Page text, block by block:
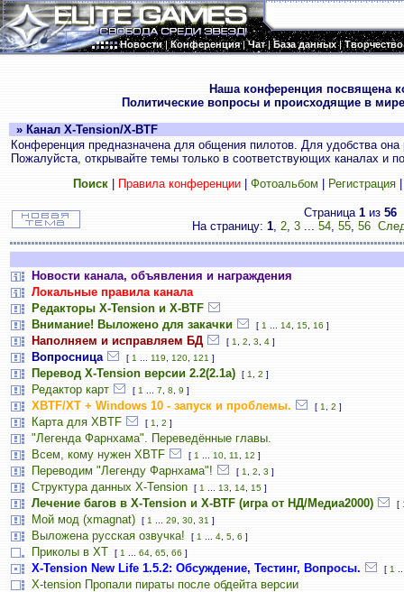
Новости|Конференция|Чат|База данных|Творчество
Наша конференция посвящена
Политические вопросы и происходящие в
» Канал X-Tension/X-BTF
Конференция предназначена для общения пилотов. Для удобства
Пожалуйста, открывайте темы только в соответствующих каналах и
Поиск| Правила конференции| Фотоальбом Регистрация
Страница 1из 56
На страницу: 1, 2, 3 ... 54, 55, 56
Новости канала, объявления и награждения
Локальные правила канала
Редакторы X-Tension и X-BTF
Внимание! Выложено для закачки
[ 1 14 15 16 ]
Наполняем и исправляем БД [ 1 2 3 4 ]
Вопросница [ 1 119 120 121 ]
Перевод X-Tension версии 2.2(2.1а) [ 1 2 ]
Редактор карт [ 1 7 8 9 ]
XBTF/XT + Windows 10 - запуск и проблемы. [ 1 2 ]
Карта для XBTF [ 1 2 ]
"Легенда Фарнхама". Переведённые главы.
Всем, кому нужен XBTF
[ 1 10 11 12 ]
Переводим "Легенду Фарнхама"! [ 1 2 3 ]
Структура данных X-Tension [ 1 13 14 15 ]
Лечение багов в X-Tension и X-BTF (игра от НД/Медиа2000) [
Мой мод (xmagnat) [ 1 29 30 31 ]
Выложена русская озвучка! [ 1 4 5 6 ]
Приколы в ХТ [ 1 64 65 66 ]
X-Tension New Life 1.5.2: Обсуждение, Тестинг, Вопросы. [ 1
X-tension Пропали пираты после обдейта версии